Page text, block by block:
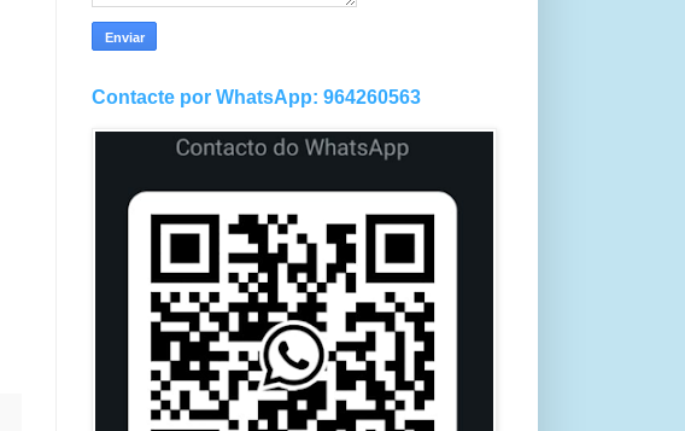
Contacte por WhatsApp: 964260563